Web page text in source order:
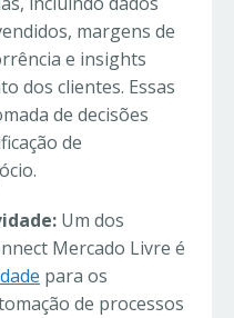
margens de
e insights
dos clientes. Essas
de decisões
de
Um dos
Mercado Livre é
para os
de processos